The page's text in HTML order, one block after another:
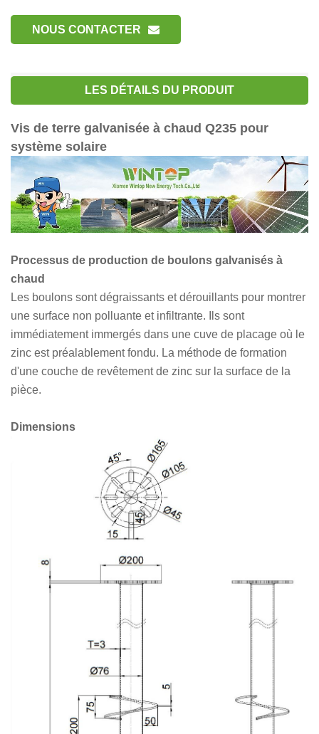
NOUS CONTACTER
LES DÉTAILS DU PRODUIT
Vis de terre galvanisée à chaud Q235 pour
système solaire
Processus de production de boulons galvanisés à
chaud
Les boulons sont dégraissants et dérouillants pour montrer
une surface non polluante et infiltrante. Ils sont
immédiatement immergés dans une cuve de placage où le
zinc est préalablement fondu. La méthode de formation
d'une couche de revêtement de zinc sur la surface de la
pièce.
Dimensions